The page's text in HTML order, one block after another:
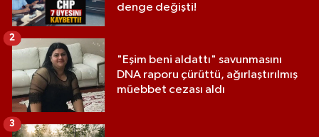
denge değişti!
"Eşim beni aldattı" savunmasını
DNA raporu çürüttü, ağırlaştırılmış
müebbet cezası aldı
2
3